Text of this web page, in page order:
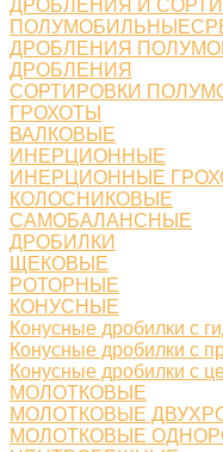
ДРОБЛЕНИЯ И
ДРОБЛЕНИЯ
ДРОБЛЕНИЯ
СОРТИРОВКИ
ГРОХОТЫ
ВАЛКОВЫЕ
ИНЕРЦИОННЫЕ
ИНЕРЦИОННЫЕ
КОЛОСНИКОВЫЕ
САМОБАЛАНСНЫЕ
ДРОБИЛКИ
ЩЕКОВЫЕ
РОТОРНЫЕ
КОНУСНЫЕ
Конусные дробилки с
Конусные дробилки с
Конусные дробилки с
МОЛОТКОВЫЕ
МОЛОТКОВЫЕ
МОЛОТКОВЫЕ